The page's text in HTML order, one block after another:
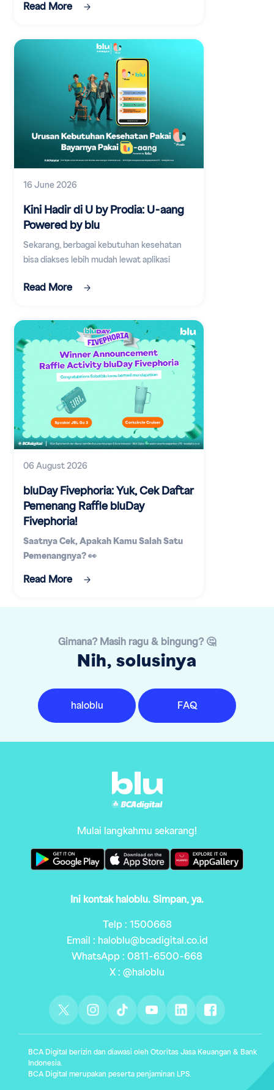
Read More
16 June 2026
Kini Hadir di U by Prodia: U-aang
Powered by blu
Sekarang, berbagai kebutuhan kesehatan
bisa diakses lebih mudah lewat aplikasi
Read More
06 August 2026
bluDay Fivephoria: Yuk, Cek Daftar
Pemenang Raffle bluDay
Fivephoria!
Saatnya Cek, Apakah Kamu Salah Satu
Pemenangnya? 👀
Read More
Gimana? Masih ragu & bingung? 🤔
Nih, solusinya
haloblu FAQ
Mulai langkahmu sekarang!
Ini kontak haloblu. Simpan, ya.
Telp : 1500668
Email : haloblu@bcadigital.co.id
WhatsApp : 0811-6500-668
X : @haloblu
BCA Digital berizin dan diawasi oleh Otoritas Jasa Keuangan & Bank
Indonesia.
BCA Digital merupakan peserta penjaminan LPS.